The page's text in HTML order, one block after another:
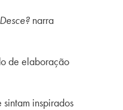
narra
de elaboração
inspirados